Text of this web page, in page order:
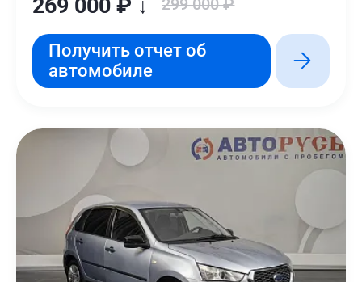
269 000 ₽ ↓ 299 000 ₽
Получить отчет об
автомобиле